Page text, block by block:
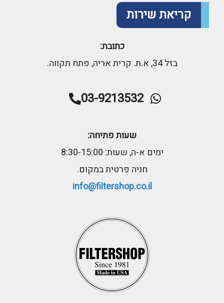
קריאת שירות
כתובת:
בזל 34, א.ת. קרית אריה, פתח תקווה.
03-9213532
שעות פתיחה:
ימים א-ה, שעות: 8:30-15:00
חניה פרטית במקום.
info@filtershop.co.il